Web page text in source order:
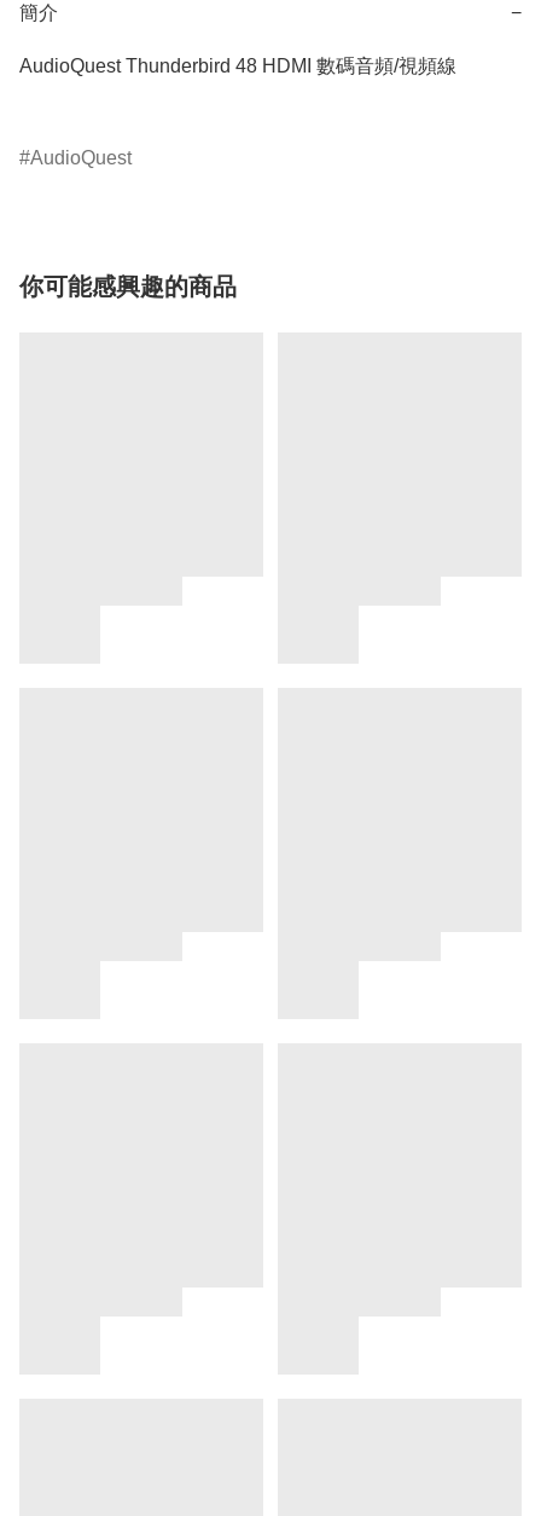
簡介 −
AudioQuest Thunderbird 48 HDMI 數碼音頻/視頻線
AudioQuest
你可能感興趣的商品